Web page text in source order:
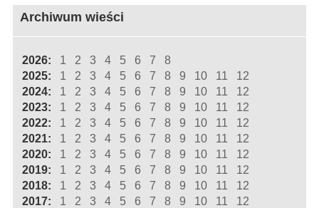
Archiwum wieści
2026: 1 2 3 4 5 6 7
8
2025:
1 2 3 4 5 6 7 8 9 10 11
12
2024:
1 2 3 4 5 6 7 8 9 10 11
12
2023:
1 2 3 4 5 6 7 8 9 10 11
12
2022:
1 2 3 4 5 6 7 8 9 10 11
12
2021:
1 2 3 4 5 6 7 8 9 10 11
12
2020:
1 2 3 4 5 6 7 8 9 10 11
12
2019:
1 2 3 4 5 6 7 8 9 10 11
12
2018:
1 2 3 4 5 6 7 8 9 10 11
12
2017:
1 2 3 4 5 6 7 8 9 10 11
12